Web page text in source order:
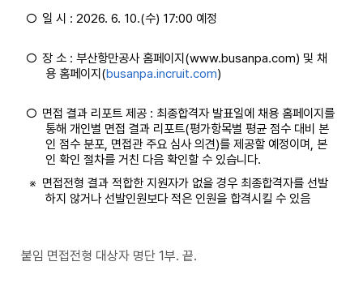
○ 일 시 : 2026. 6. 10.(수) 17:00 예정
○ 장 소 : 부산항만공사 홈페이지(www.busanpa.com) 및 채
용 홈페이지(busanpa.incruit.com)
○ 면접 결과 리포트 제공 : 최종합격자 발표일에 채용 홈페이지를
통해 개인별 면접 결과 리포트(평가항목별 평균 점수 대비 본
인 점수 분포, 면접관 주요 심사 의견)를 제공할 예정이며, 본
인 확인 절차를 거친 다음 확인할 수 있습니다.
※ 면접전형 결과 적합한 지원자가 없을 경우 최종합격자를 선발
하지 않거나 선발인원보다 적은 인원을 합격시킬 수 있음
붙임 면접전형 대상자 명단 1부. 끝.